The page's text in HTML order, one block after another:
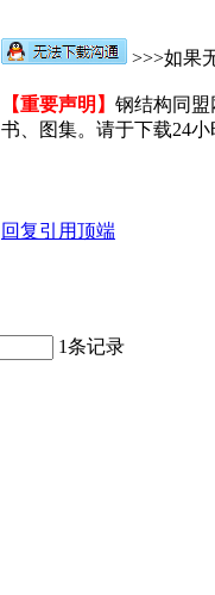
>>>如果
【重要声明】 钢结构同
书、图集。请于下载24
回复引用顶端
1条记录